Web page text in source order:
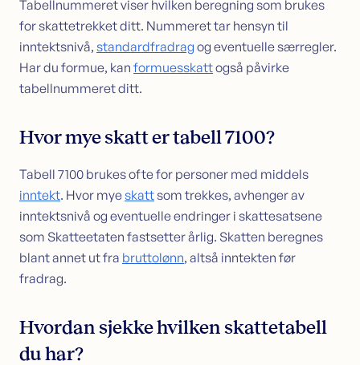
Tabellnummeret viser hvilken beregning som brukes
for skattetrekket ditt. Nummeret tar hensyn til
inntektsnivå, standardfradrag og eventuelle særregler.
Har du formue, kan formuesskattogså påvirke
tabellnummeret ditt.
Hvor mye skatt er tabell 7100?
Tabell 7100 brukes ofte for personer med middels
inntekt. Hvor myeskattsom trekkes, avhenger av
inntektsnivå og eventuelle endringer i skattesatsene
som Skatteetaten fastsetter årlig. Skatten beregnes
blant annet ut fra bruttolønn, altså inntekten før
fradrag.
Hvordan sjekke hvilken skattetabell
du har?